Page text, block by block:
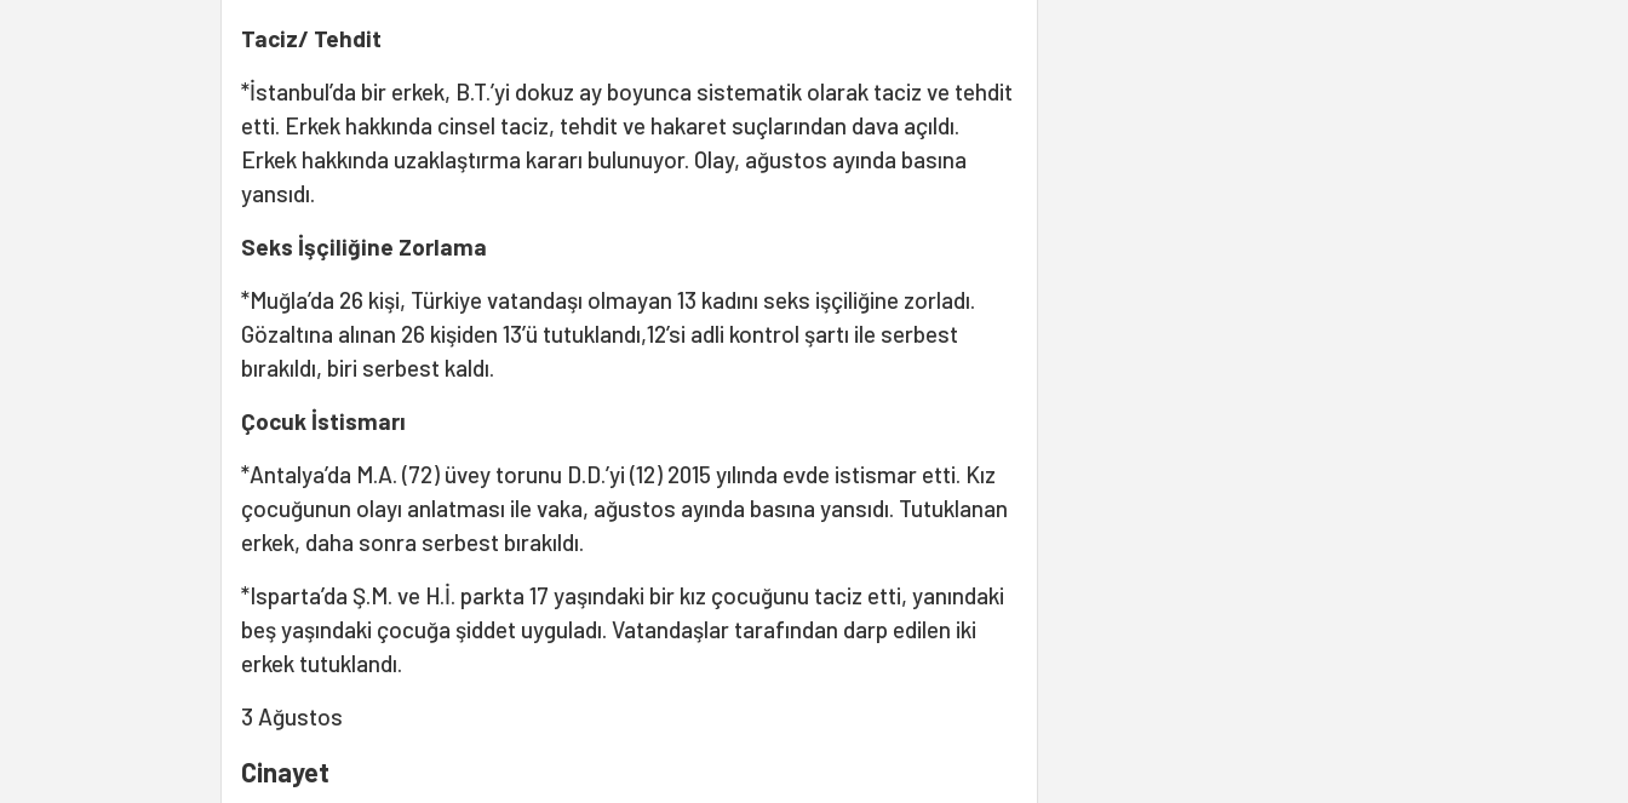
Taciz/ Tehdit
*İstanbul’da bir erkek, B.T.’yi dokuz ay boyunca sistematik olarak taciz ve tehdit
etti. Erkek hakkında cinsel taciz, tehdit ve hakaret suçlarından dava açıldı.
Erkek hakkında uzaklaştırma kararı bulunuyor. Olay, ağustos ayında basına
yansıdı.
Seks İşçiliğine Zorlama
*Muğla’da 26 kişi, Türkiye vatandaşı olmayan 13 kadını seks işçiliğine zorladı.
Gözaltına alınan 26 kişiden 13’ü tutuklandı,12’si adli kontrol şartı ile serbest
bırakıldı, biri serbest kaldı.
Çocuk İstismarı
*Antalya’da M.A. (72) üvey torunu D.D.’yi (12) 2015 yılında evde istismar etti. Kız
çocuğunun olayı anlatması ile vaka, ağustos ayında basına yansıdı. Tutuklanan
erkek, daha sonra serbest bırakıldı.
*Isparta’da Ş.M. ve H.İ. parkta 17 yaşındaki bir kız çocuğunu taciz etti, yanındaki
beş yaşındaki çocuğa şiddet uyguladı. Vatandaşlar tarafından darp edilen iki
erkek tutuklandı.
3 Ağustos
Cinayet